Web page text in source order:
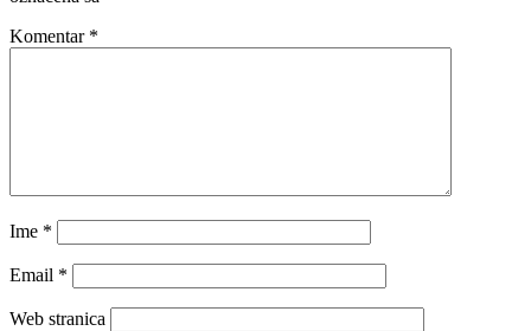
Komentar *
Ime *
Email *
Web stranica